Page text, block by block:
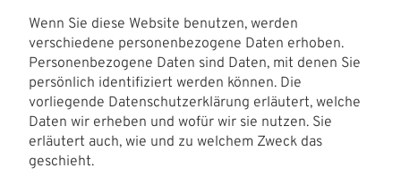
Wenn Sie diese Website benutzen, werden
verschiedene personenbezogene Daten erhoben.
Personenbezogene Daten sind Daten, mit denen Sie
persönlich identifiziert werden können. Die
vorliegende Datenschutzerklärung erläutert, welche
Daten wir erheben und wofür wir sie nutzen. Sie
erläutert auch, wie und zu welchem Zweck das
geschieht.